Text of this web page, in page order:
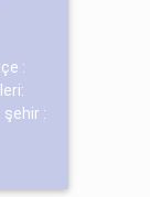
:
şehir :